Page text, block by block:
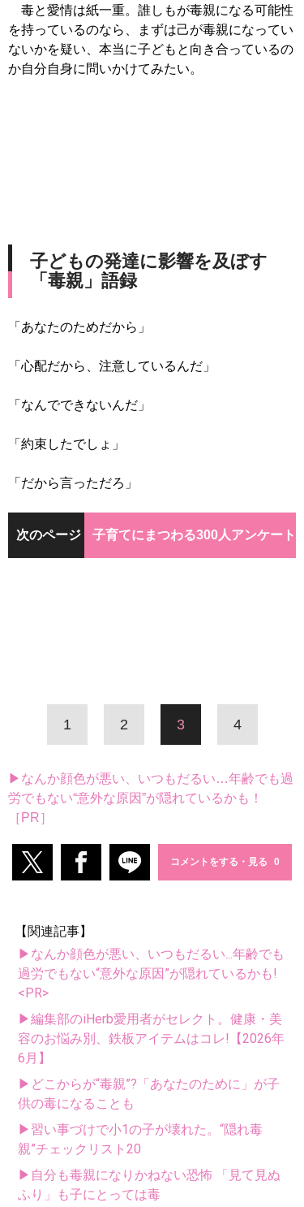
毒と愛情は紙一重。誰しもが毒親になる可能性
を持っているのなら、まずは己が毒親になってい
ないかを疑い、本当に子どもと向き合っているの
か自分自身に問いかけてみたい。
子どもの発達に影響を及ぼす
「毒親」語録
「あなたのためだから」
「心配だから、注意しているんだ」
「なんでできないんだ」
「約束したでしょ」
「だから言っただろ」
次のページ 子育てにまつわる300人アンケート
1 2 3 4
▶なんか顔色が悪い、いつもだるい…年齢でも過
労でもない“意外な原因”が隠れているかも！
［PR］
コメントをする・見る
【関連記事】
▶なんか顔色が悪い、いつもだるい...年齢でも
過労でもない“意外な原因”が隠れているかも!
<PR>
▶編集部のiHerb愛用者がセレクト。健康・美
容のお悩み別、鉄板アイテムはコレ!【2026年
6月】
▶どこからが“毒親”?「あなたのために」が子
供の毒になることも
▶習い事づけで小1の子が壊れた。“隠れ毒
親”チェックリスト20
▶自分も毒親になりかねない恐怖 「見て見ぬ
ふり」も子にとっては毒